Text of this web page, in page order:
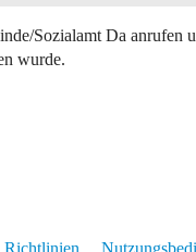
Sozialamt Da anrufen
wurde.
Richtlinien